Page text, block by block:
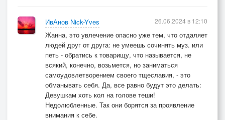
ИвАнов Nick-Yves
Жанна, это увлечение опасно уже тем, что отдаляет
людей друг от друга: не умеешь сочинять муз. или
петь - обратись к товарищу, что называется, не
всякий, конечно, возьмется, но заниматься
самоудовлетворением своего тщеславия, - это
обманывать себя. Да, все равно будут это делать:
Девушкам хоть кол на голове теши!
Недолюбленные. Так они борятся за проявление
внимания к себе.
26.06.2024 в 12:10